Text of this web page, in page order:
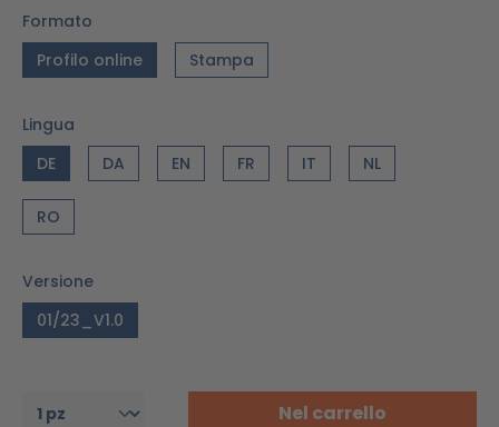
Formato
Profilo online
Stampa
Lingua
DE
DA EN FR IT NL
RO
Versione
01/23_V1.0
Nel carrello